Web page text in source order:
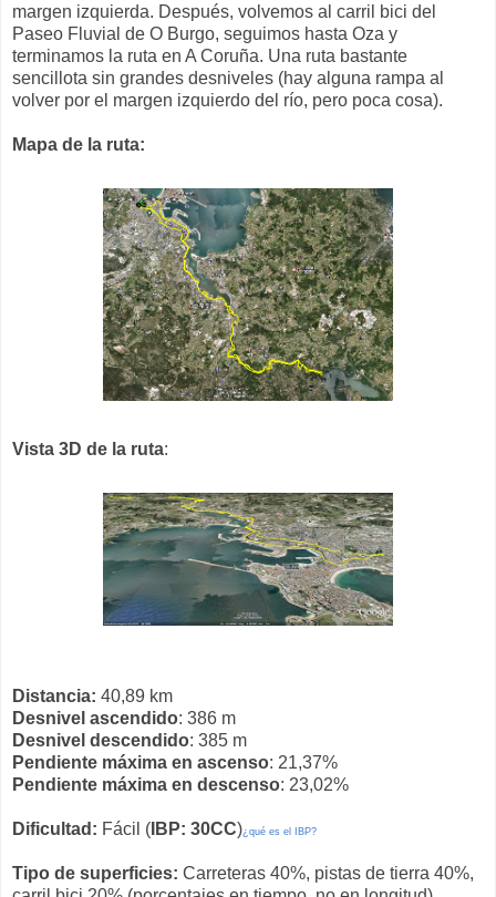
margen izquierda. Después, volvemos al carril bici del
Paseo Fluvial de O Burgo, seguimos hasta Oza y
terminamos la ruta en A Coruña. Una ruta bastante
sencillota sin grandes desniveles (hay alguna rampa al
volver por el margen izquierdo del río, pero poca cosa).
Mapa de la ruta:
Vista 3D de la ruta:
Distancia: 40,89 km
Desnivel ascendido: 386 m
Desnivel descendido: 385 m
Pendiente máxima en ascenso: 21,37%
Pendiente máxima en descenso: 23,02%
Dificultad: Fácil ( IBP: 30CC)¿qué es el IBP?
Tipo de superficies: Carreteras 40%, pistas de tierra 40%,